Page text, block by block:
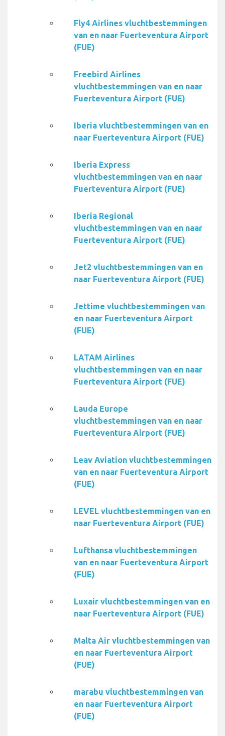
Fly4 Airlines vluchtbestemmingen
van en naar Fuerteventura Airport
(FUE)
Freebird Airlines
vluchtbestemmingen van en naar
Fuerteventura Airport (FUE)
Iberia vluchtbestemmingen van en
naar Fuerteventura Airport (FUE)
Iberia Express
vluchtbestemmingen van en naar
Fuerteventura Airport (FUE)
Iberia Regional
vluchtbestemmingen van en naar
Fuerteventura Airport (FUE)
Jet2 vluchtbestemmingen van en
naar Fuerteventura Airport (FUE)
Jettime vluchtbestemmingen van
en naar Fuerteventura Airport
(FUE)
LATAM Airlines
vluchtbestemmingen van en naar
Fuerteventura Airport (FUE)
Lauda Europe
vluchtbestemmingen van en naar
Fuerteventura Airport (FUE)
Leav Aviation vluchtbestemmingen
van en naar Fuerteventura Airport
(FUE)
LEVEL vluchtbestemmingen van en
naar Fuerteventura Airport (FUE)
Lufthansa vluchtbestemmingen
van en naar Fuerteventura Airport
(FUE)
Luxair vluchtbestemmingen van en
naar Fuerteventura Airport (FUE)
Malta Air vluchtbestemmingen van
en naar Fuerteventura Airport
(FUE)
marabu vluchtbestemmingen van
en naar Fuerteventura Airport
(FUE)